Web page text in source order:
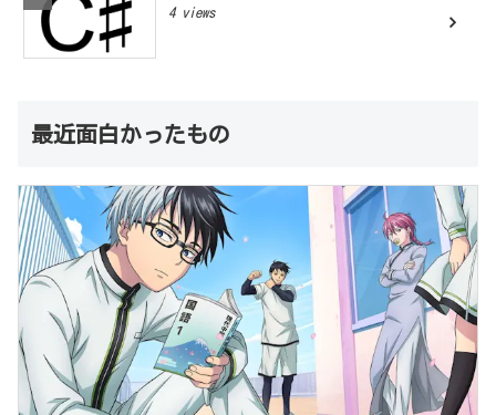
4 views
最近面白かったもの